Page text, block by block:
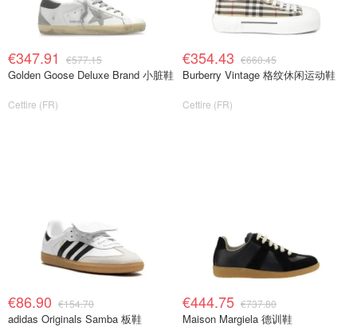
€347.91 €577.15
Golden Goose Deluxe Brand 小脏鞋
Cettire (FR)
€354.43 €660.45
Burberry Vintage 格纹休闲运动鞋
Cettire (FR)
€86.90 €154.70
adidas Originals Samba 板鞋
€444.75 €737.80
Maison Margiela 德训鞋